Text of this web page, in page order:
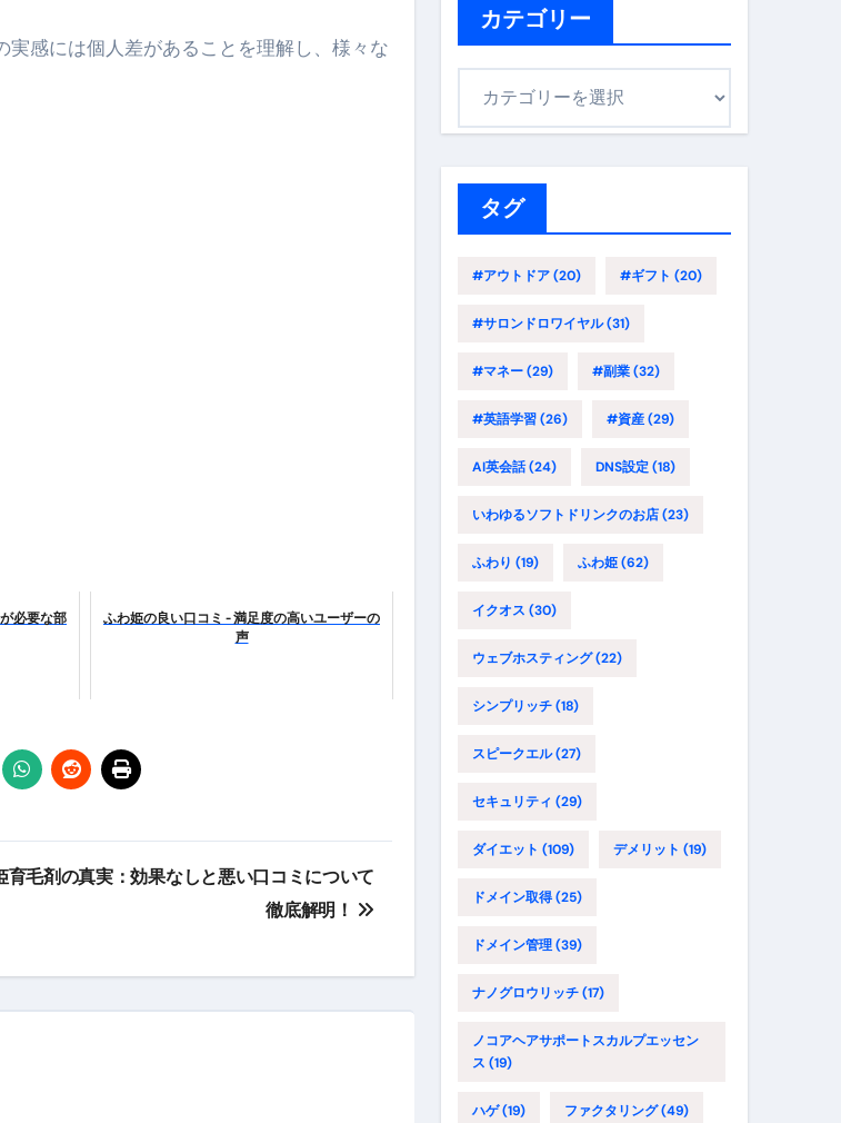
ニッパー・電動まで、硬い爪／巻き爪／飛び散り対策の選び方
ション・カット済みの選び方と、年末年始に“満足度MAX”で食べるコツ
スイーツ文化のすべて ―
える地震対策ステッカー
実感には個人差があることを理解し、様々な
必要な部
ふわ姫の良い口コミ - 満足度の高いユーザーの
声
育毛剤の真実：効果なしと悪い口コミについて
徹底解明！
カテゴリー
タグ
#アウトドア(20) #ギフト (20)
#サロンドロワイヤル(31)
#マネー(29) #副業(32)
#英語学習(26) #資産(29)
AI英会話(24) DNS設定(18)
いわゆるソフトドリンクのお店(23)
ふわり (19) ふわ姫(62)
イクオス (30)
ウェブホスティング(22)
シンプリッチ(18)
スピークエル(27)
セキュリティ (29)
ダイエット (109) デメリット (19)
ドメイン取得(25)
ドメイン管理(39)
ナノグロウリッチ(17)
ノコアヘアサポートスカルプエッセン
ス (19)
ハゲ(19) ファクタリング(49)